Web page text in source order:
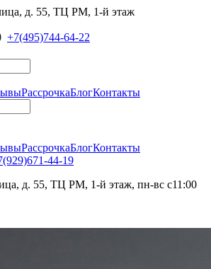
д. 55, ТЦ РМ, 1-й этаж
+7(495)744-64-22
РассрочкаБлогКонтакты
РассрочкаБлогКонтакты
44-19
д. 55, ТЦ РМ, 1-й этаж, пн-вс с11:00